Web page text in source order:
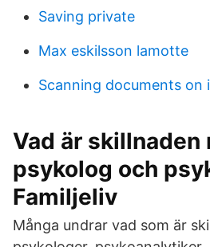
Saving private
Max eskilsson lamotte
Scanning documents on
Vad är skillnaden
psykolog och
Familjeliv
Många undrar vad som är